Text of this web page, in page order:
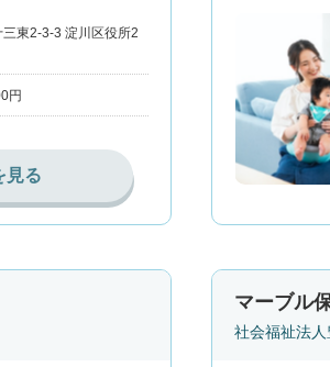
東2-3-3 淀川区役所2
円
見る
マーブル
社会福祉法